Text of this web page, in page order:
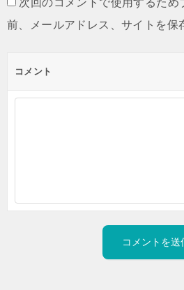
前、メールアドレス、サイトを保
コメント